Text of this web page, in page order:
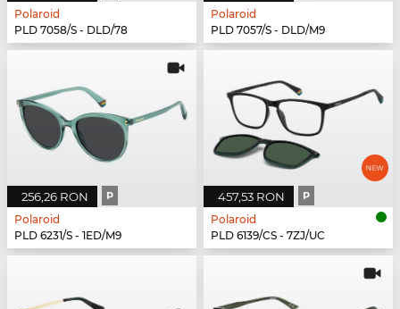
Polaroid
PLD 7058/S - DLD/78
Polaroid
PLD 7057/S - DLD/M9
256,26 RON P
Polaroid
PLD 6231/S - 1ED/M9
457,53 RON P
Polaroid
PLD 6139/CS - 7ZJ/UC